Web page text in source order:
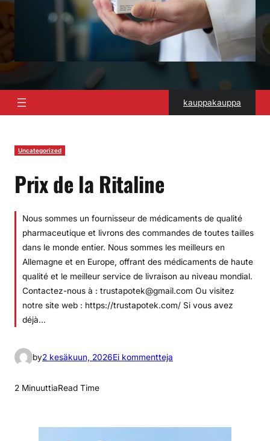
kauppakauppa
Uncategorized
Prix de la Ritaline
Nous sommes un fournisseur de médicaments de qualité
pharmaceutique et livrons des commandes de toutes tailles
dans le monde entier. Nous sommes les meilleurs en
Allemagne et en Europe, offrant des médicaments de haute
qualité et le meilleur service de livraison au niveau mondial.
Contactez-nous à : trustapotek@gmail.com Ou visitez
notre site web : https://trustapotek.com/ Si vous avez
déjà…
by2 kesäkuun, 2026Ei kommentteja
k
2 MinuuttiaRead Time